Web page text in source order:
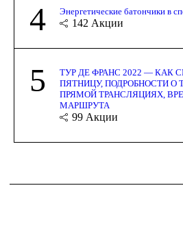
4 Энергетические батончики в
142 Акции
5
ТУР ДЕ ФРАНС 2022 — КАК
ПЯТНИЦУ, ПОДРОБНОСТИ О
ПРЯМОЙ ТРАНСЛЯЦИЯХ,
МАРШРУТА
99 Акции